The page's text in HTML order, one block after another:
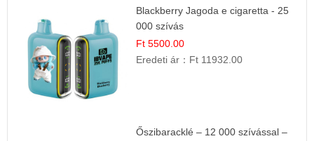
Blackberry Jagoda e cigaretta - 25
000 szívás
Ft 5500.00
Eredeti ár： Ft 11932.00
Őszibaracklé – 12 000 szívással –